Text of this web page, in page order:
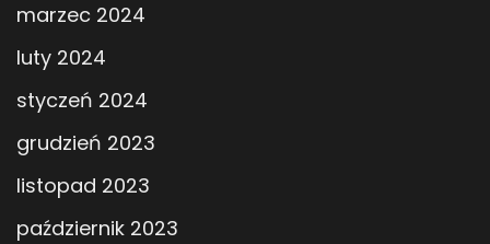
marzec 2024
luty 2024
styczeń 2024
grudzień 2023
listopad 2023
październik 2023